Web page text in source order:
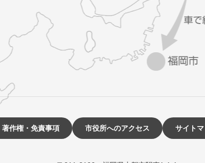
著作権・免責事項 市役所へのアクセス サイト